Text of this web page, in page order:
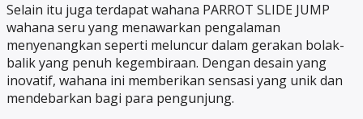
Selain itu juga terdapat wahana PARROT SLIDE JUMP
wahana seru yang menawarkan pengalaman
menyenangkan seperti meluncur dalam gerakan bolak-
balik yang penuh kegembiraan. Dengan desain yang
inovatif, wahana ini memberikan sensasi yang unik dan
mendebarkan bagi para pengunjung.